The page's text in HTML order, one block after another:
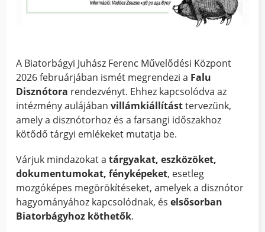
A Biatorbágyi Juhász Ferenc Művelődési Központ
2026 februárjában ismét megrendezi a Falu
Disznótora rendezvényt. Ehhez kapcsolódva az
intézmény aulájábanvillámkiállításttervezünk,
amely a disznótorhoz és a farsangi időszakhoz
kötődő tárgyi emlékeket mutatja be.
Várjuk mindazokat atárgyakat, eszközöket,
dokumentumokat, fényképeket, esetleg
mozgóképes megörökítéseket, amelyek a disznótor
hagyományához kapcsolódnak, éselsősorban
Biatorbágyhoz köthetők.